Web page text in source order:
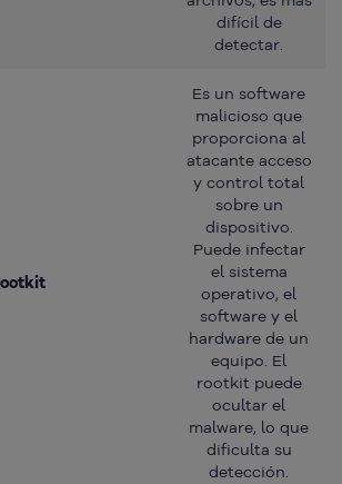
difícil de
detectar.
Es un software
malicioso que
proporciona al
atacante acceso
y control total
sobre un
dispositivo.
Puede infectar
el sistema
operativo, el
software y el
hardware de un
equipo. El
rootkit puede
ocultar el
malware, lo que
dificulta su
detección.